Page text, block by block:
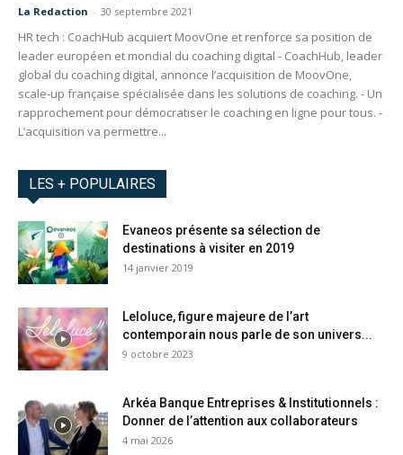
La Redaction - 30 septembre 2021
HR tech : CoachHub acquiert MoovOne et renforce sa position de
leader européen et mondial du coaching digital - CoachHub, leader
global du coaching digital, annonce l’acquisition de MoovOne,
scale-up française spécialisée dans les solutions de coaching. - Un
rapprochement pour démocratiser le coaching en ligne pour tous. -
L’acquisition va permettre...
LES + POPULAIRES
Evaneos présente sa sélection de
destinations à visiter en 2019
14 janvier 2019
Leloluce, figure majeure de l’art
contemporain nous parle de son univers...
9 octobre 2023
Arkéa Banque Entreprises & Institutionnels :
Donner de l’attention aux collaborateurs
4 mai 2026